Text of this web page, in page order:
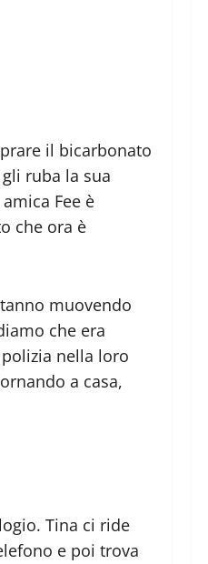
il bicarbonato
ruba la sua
Fee è
che ora è
muovendo
che era
nella loro
a casa,
Tina ci ride
e poi trova